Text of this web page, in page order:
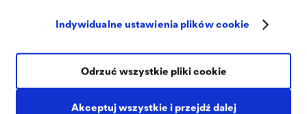
Indywidualne ustawienia plików cookie
Akceptuj wszystkie i przejdź dalej
Odrzuć wszystkie pliki cookie
Gdyńskie Centrum Filmowe zostało nagrodzone w Polsce
budowy trzeba było wziąć pod uwagę potencjalne problemy z
wodą na zboczach spowodowane sąsiednim wzgórzem
miejskim. Dowiedz się tutaj, jakie rozwiązanie DÖRKEN zostało